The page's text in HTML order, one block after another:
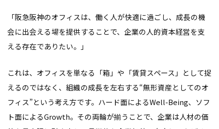
「阪急阪神のオフィスは、働く人が快適に過ごし、成長の機
会に出会える場を提供することで、企業の人的資本経営を支
える存在でありたい。」
これは、オフィスを単なる「箱」や「賃貸スペース」として捉
えるのではなく、組織の成長を左右する“無形資産としてのオ
フィス”という考え方です。ハード面によるWell-Being、ソフ
ト面によるGrowth。その両輪が揃うことで、企業は人材の価